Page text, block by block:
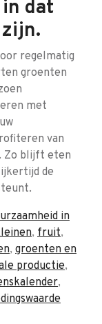
dat
regelmatig
groenten
met
van
Zo blijft eten
de
in
, fruit,
, groenten en
productie,
,